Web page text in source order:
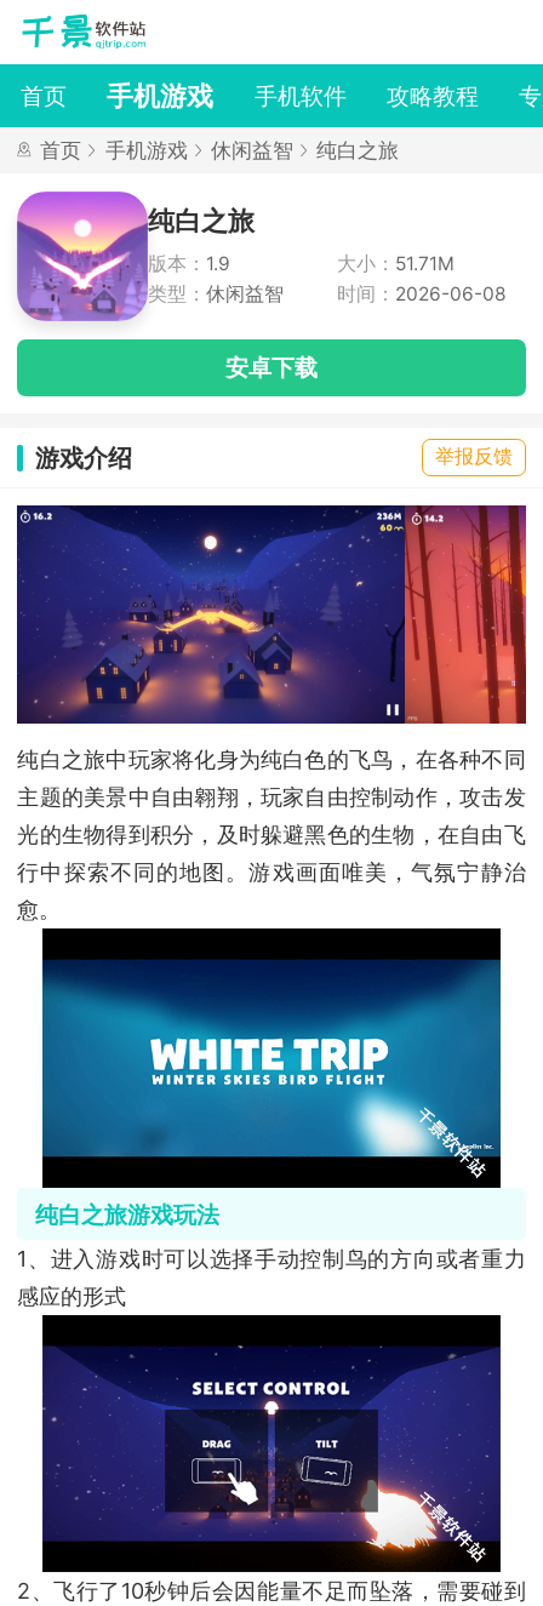
首页 手机游戏 手机软件 攻略教程
首页 手机游戏 休闲益智 纯白之旅
纯白之旅
版本： 1.9 大小： 51.71M
类型： 休闲益智 时间： 2026-06-08
安卓下载
游戏介绍 举报反馈
纯白之旅中玩家将化身为纯白色的飞鸟，在各种不同
主题的美景中自由翱翔，玩家自由控制动作，攻击发
光的生物得到积分，及时躲避黑色的生物，在自由飞
行中探索不同的地图。游戏画面唯美，气氛宁静治
愈。
纯白之旅游戏玩法
1、进入游戏时可以选择手动控制鸟的方向或者重力
感应的形式
2、飞行了10秒钟后会因能量不足而坠落，需要碰到